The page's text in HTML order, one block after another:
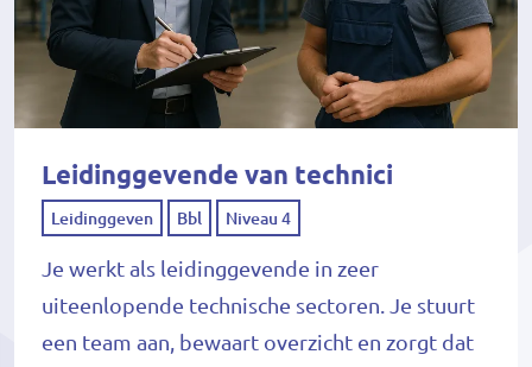
Leidinggevende van technici
Leidinggeven Bbl Niveau 4
Je werkt als leidinggevende in zeer
uiteenlopende technische sectoren. Je stuurt
een team aan, bewaart overzicht en zorgt dat